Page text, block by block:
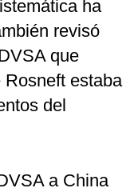
ha
revisó
que
Rosneft estaba
del
a China